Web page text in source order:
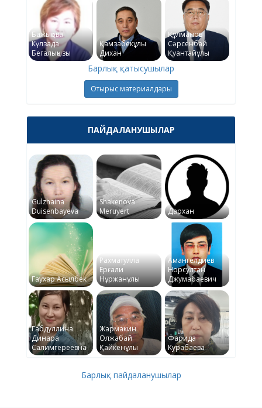
Бажықова
Күлзада
Бегалықызы
Қамзабекұлы
Дихан
Құлманов
Сәрсенбай
Қуантайұлы
Барлық қатысушылар
Отырыс материалдары
ПАЙДАЛАНУШЫЛАР
Gulzhaina
Duisenbayeva
Shakenova
Meruyert
Дархан
Гаухар Асылбек
Рахматулла
Ерғали
Нұржанұлы
Амангелдиев
Норсултан
Джумабаевич
Габдуллина
Динара
Салимгереевна
Жармакин
Олжабай
Қайкенұлы
Фарида
Курабаева
Барлық пайдаланушылар